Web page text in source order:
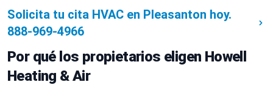
Solicita tu cita HVAC en Pleasanton hoy.
888-969-4966
Por qué los propietarios eligen Howell
Heating & Air